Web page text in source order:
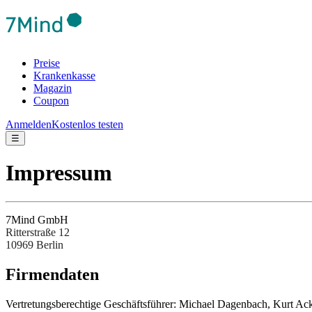
Preise
Krankenkasse
Magazin
Coupon
AnmeldenKostenlos testen
☰
Impressum
7Mind GmbH
Ritterstraße 12
10969 Berlin
Fir­men­da­ten
Ver­tre­tungs­be­rech­tige Ges­chäftsfüh­rer: Michael Dagenbach, Kurt